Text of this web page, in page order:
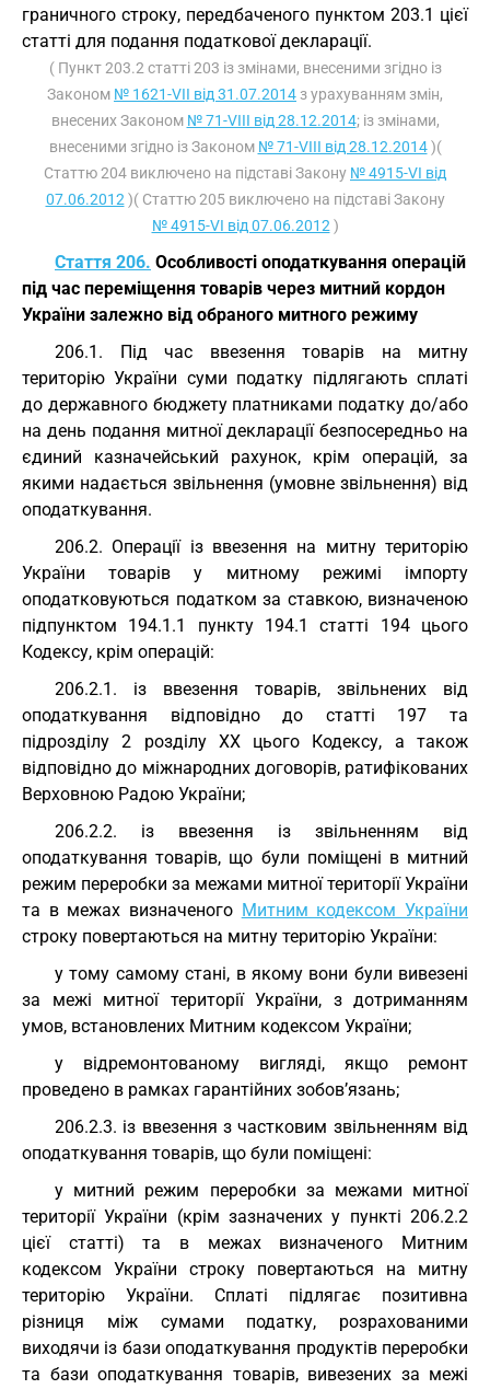
граничного строку, передбаченого пунктом 203.1 цієї
статті для подання податкової декларації.
( Пункт 203.2 статті 203 із змінами, внесеними згідно із
Законом № 1621-VII від 31.07.2014з урахуванням змін,
внесених Законом № 71-VIII від 28.12.2014; із змінами,
внесеними згідно із Законом № 71-VIII від 28.12.2014)(
Статтю 204 виключено на підставі Закону № 4915-VI від
07.06.2012 )( Статтю 205 виключено на підставі Закону
№ 4915-VI від 07.06.2012 )
Стаття 206. Особливості оподаткування операцій
під час переміщення товарів через митний кордон
України залежно від обраного митного режиму
206.1. Під час ввезення товарів на митну
територію України суми податку підлягають сплаті
до державного бюджету платниками податку до/або
на день подання митної декларації безпосередньо на
єдиний казначейський рахунок, крім операцій, за
якими надається звільнення (умовне звільнення) від
оподаткування.
206.2. Операції із ввезення на митну територію
України товарів у митному режимі імпорту
оподатковуються податком за ставкою, визначеною
підпунктом 194.1.1 пункту 194.1 статті 194 цього
Кодексу, крім операцій:
206.2.1. із ввезення товарів, звільнених від
оподаткування відповідно до статті 197 та
підрозділу 2 розділу ХХ цього Кодексу, а також
відповідно до міжнародних договорів, ратифікованих
Верховною Радою України;
206.2.2. із ввезення із звільненням від
оподаткування товарів, що були поміщені в митний
режим переробки за межами митної території України
та в межах визначеного Митним кодексом України
строку повертаються на митну територію України:
у тому самому стані, в якому вони були вивезені
за межі митної території України, з дотриманням
умов, встановлених Митним кодексом України;
у відремонтованому вигляді, якщо ремонт
проведено в рамках гарантійних зобов’язань;
206.2.3. із ввезення з частковим звільненням від
оподаткування товарів, що були поміщені:
у митний режим переробки за межами митної
території України (крім зазначених у пункті 206.2.2
цієї статті) та в межах визначеного Митним
кодексом України строку повертаються на митну
територію України. Сплаті підлягає позитивна
різниця між сумами податку, розрахованими
виходячи із бази оподаткування продуктів переробки
та бази оподаткування товарів, вивезених за межі